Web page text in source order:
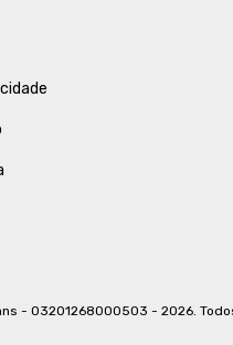
- 03201268000503 - 2026.